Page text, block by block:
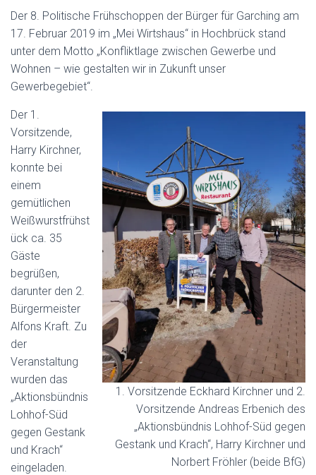
Der 8. Politische Frühschoppen der Bürger für Garching am
17. Februar 2019 im „Mei Wirtshaus“ in Hochbrück stand
unter dem Motto „Konfliktlage zwischen Gewerbe und
Wohnen – wie gestalten wir in Zukunft unser
Gewerbegebiet“.
1. Vorsitzende Eckhard Kirchner und 2.
Vorsitzende Andreas Erbenich des
„Aktionsbündnis Lohhof-Süd gegen
Gestank und Krach“, Harry Kirchner und
Norbert Fröhler (beide BfG)
Der 1.
Vorsitzende,
Harry Kirchner,
konnte bei
einem
gemütlichen
Weißwurstfrühst
ück ca. 35
Gäste
begrüßen,
darunter den 2.
Bürgermeister
Alfons Kraft. Zu
der
Veranstaltung
wurden das
„Aktionsbündnis
Lohhof-Süd
gegen Gestank
und Krach“
eingeladen.